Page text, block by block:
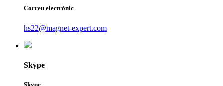
Correu electrònic
hs22@magnet-expert.com
Skype
Skype